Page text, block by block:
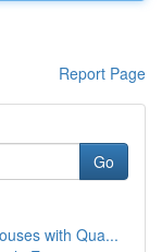
Report Page
Go
with Qua...